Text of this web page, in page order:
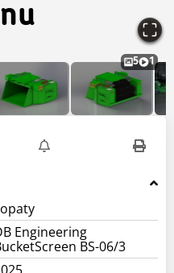
5 1
Engineering
BS-06/3